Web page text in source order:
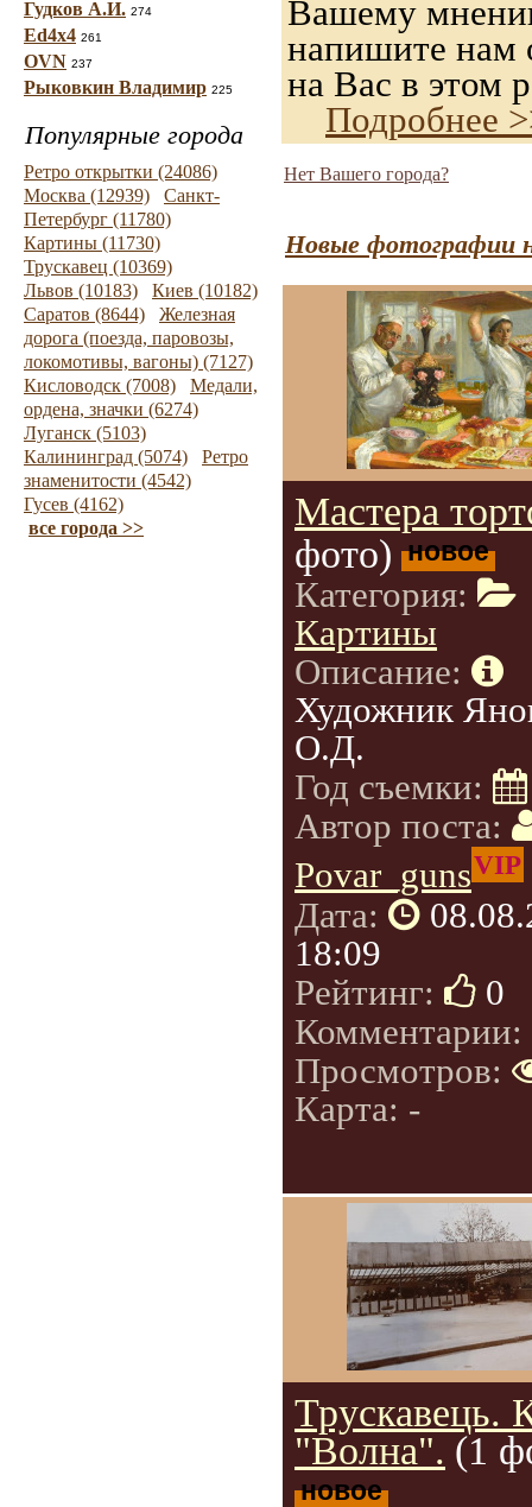
Гудков А.И. 274
Ed4x4 261
OVN 237
Рыковкин Владимир 225
Популярные города
Ретро открытки (24086)
Москва (12939)
Санкт-
Петербург (11780)
Картины (11730)
Трускавец (10369)
Львов (10183)
Киев (10182)
Саратов (8644)
Железная
дорога (поезда, паровозы,
локомотивы, вагоны) (7127)
Кисловодск (7008)
Медали,
ордена, значки (6274)
Луганск (5103)
Калининград (5074)
Ретро
знаменитости (4542)
Гусев (4162)
все города >>
Вашему
напишите нам
на Вас в этом
Подробнее
Нет Вашего города?
Новые фотографии
Мастера
фото) новое
Категория:
Картины
Описание:
Художник
О.Д.
Год съемки:
Автор поста:
Povar_gunsVIP
Дата:
18:09
Рейтинг:
0
Комментарии:
Просмотров:
Карта: -
Трускавець.
"Волна". (1
новое